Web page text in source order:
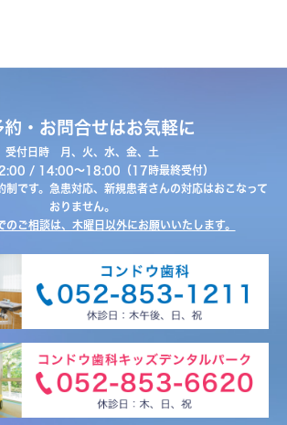
約・お問合せはお気軽に
受付日時 月、火、水、金、土
/ 14:00〜18:00（17時最終受付）
です。急患対応、新規患者さんの対応はおこなって
おりません。
のご相談は、木曜日以外にお願いいたします。